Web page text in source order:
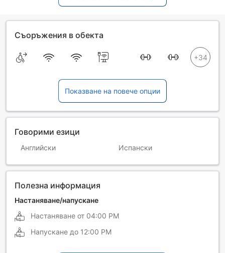
Съоръжения в обекта
Показване на повече опции
Говорими езици
Английски Испански
Полезна информация
Настаняване/напускане
Настаняване от 04:00 PM
Напускане до 12:00 PM